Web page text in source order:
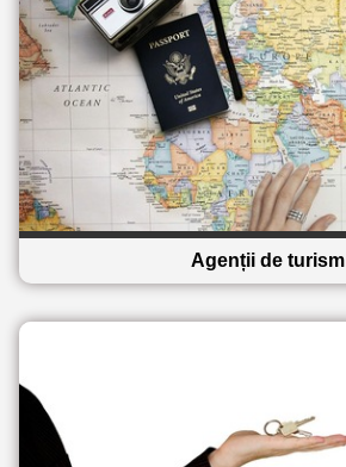
Agenții de turism